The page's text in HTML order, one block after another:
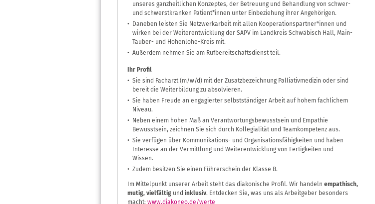
unseres ganzheitlichen Konzeptes, der Betreuung und Behandlung von schwer-
und schwerstkranken Patient*innen unter Einbeziehung ihrer Angehörigen.
Daneben leisten Sie Netzwerkarbeit mit allen Kooperationspartner*innen und
wirken bei der Weiterentwicklung der SAPV im Landkreis Schwäbisch Hall, Main-
Tauber- und Hohenlohe-Kreis mit.
Außerdem nehmen Sie am Rufbereitschaftsdienst teil.
Ihr Profil
Sie sind Facharzt (m/w/d) mit der Zusatzbezeichnung Palliativmedizin oder sind
bereit die Weiterbildung zu absolvieren.
Sie haben Freude an engagierter selbstständiger Arbeit auf hohem fachlichem
Niveau.
Neben einem hohen Maß an Verantwortungsbewusstsein und Empathie
Bewusstsein, zeichnen Sie sich durch Kollegialität und Teamkompetenz aus.
Sie verfügen über Kommunikations- und Organisationsfähigkeiten und haben
Interesse an der Vermittlung und Weiterentwicklung von Fertigkeiten und
Wissen.
Zudem besitzen Sie einen Führerschein der Klasse B.
Im Mittelpunkt unserer Arbeit steht das diakonische Profil. Wir handeln empathisch,
mutig, vielfältig und inklusiv. Entdecken Sie, was uns als Arbeitgeber besonders
macht: www.diakoneo.de/werte